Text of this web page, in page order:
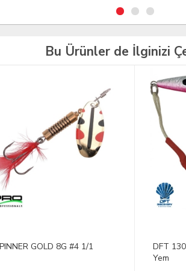
Bu Ürünler de İlginizi
100 G Renk: 006 Jig
SPRO
Perch